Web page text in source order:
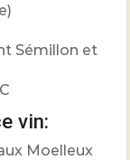
Sémillon et
vin:
Moelleux